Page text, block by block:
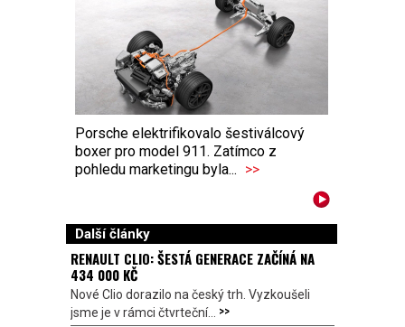
Porsche elektrifikovalo šestiválcový
boxer pro model 911. Zatímco z
pohledu marketingu byla... >>
Další články
RENAULT CLIO: ŠESTÁ GENERACE ZAČÍNÁ NA
434 000 KČ
Nové Clio dorazilo na český trh. Vyzkoušeli
jsme je v rámci čtvrteční... >>